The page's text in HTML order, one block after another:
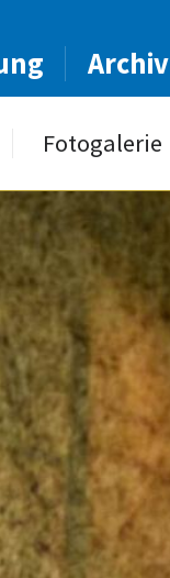
Archiv
Fotogalerie